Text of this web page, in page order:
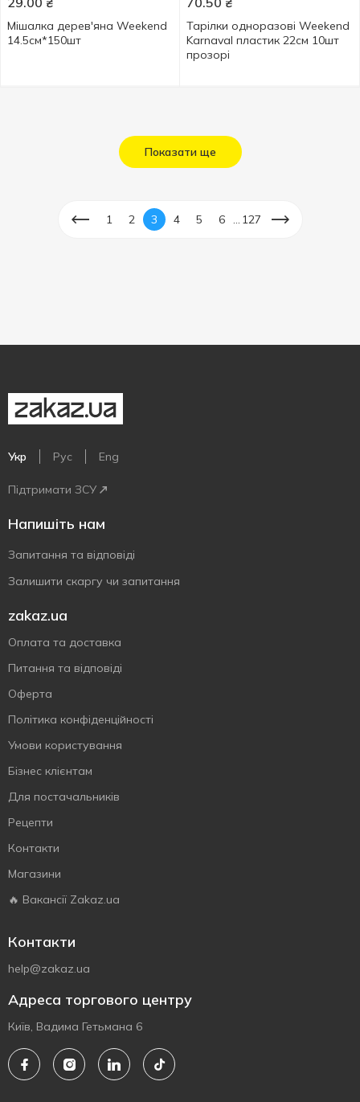
Мішалка дерев'яна Weekend
14.5см*150шт
Тарілки одноразові Weekend
Karnaval пластик 22см 10шт
прозорі
Показати ще
1 2 3 4 5 6 127
Укр Рус Eng
Підтримати ЗСУ
Напишіть нам
Запитання та відповіді
Залишити скаргу чи запитання
zakaz.ua
Оплата та доставка
Питання та відповіді
Оферта
Політика конфіденційності
Умови користування
Бізнес клієнтам
Для постачальників
Рецепти
Контакти
Магазини
🔥 Вакансії Zakaz.ua
Контакти
help@zakaz.ua
Адреса торгового центру
Київ, Вадима Гетьмана 6